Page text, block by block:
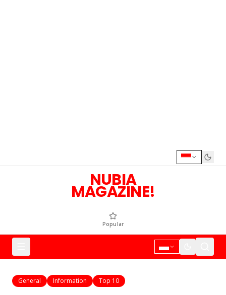
NUBIA
MAGAZINE!
Popular
General Information Top 10